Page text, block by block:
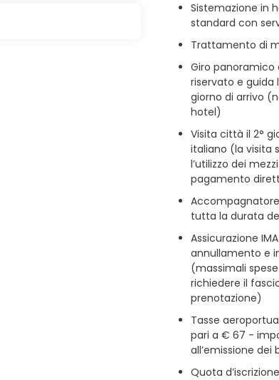
Sistemazione in
standard con
Trattamento di
Giro
riservato e guida
giorno di arrivo
hotel)
Visita città il 2°
italiano (la visita
l’utilizzo dei
pagamento
Accompagnatore
tutta la durata
Assicurazione
annullamento e
(massimali
richiedere il
prenotazione)
Tasse
pari a € 67 -
all’emissione dei
Quota